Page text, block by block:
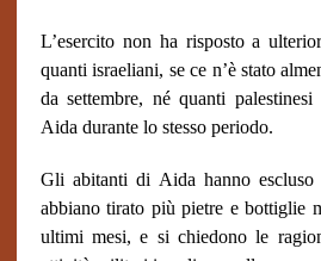
L’esercito non ha risposto a
quanti israeliani, se ce n’è stato
da settembre, né quanti
Aida durante lo stesso periodo.
Gli abitanti di Aida hanno
abbiano tirato più pietre e bottiglie
ultimi mesi, e si chiedono le